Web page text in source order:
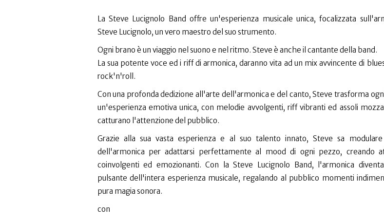
La Steve Lucignolo Band offre un'esperienza musicale unica, focalizzata
Steve Lucignolo, un vero maestro del suo strumento.
Ogni brano è un viaggio nel suono e nel ritmo. Steve è anche il cantante della band.
La sua potente voce ed i riff di armonica, daranno vita ad un mix avvincente di
rock'n'roll.
Con una profonda dedizione all'arte dell'armonica e del canto, Steve trasforma
un'esperienza emotiva unica, con melodie avvolgenti, riff vibranti ed assoli
catturano l'attenzione del ​pubblico.
Grazie alla sua vasta esperienza e al suo talento innato, Steve sa
dell'armonica per adattarsi perfettamente al mood di ogni pezzo, creando
coinvolgenti ed emozionanti. Con la Steve Lucignolo Band, l'armonica
pulsante dell'intera esperienza musicale, regalando al pubblico momenti
pura magia sonora.
con